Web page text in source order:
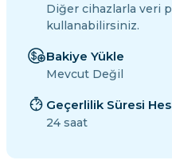
Diğer cihazlarla veri
kullanabilirsiniz.
Bakiye Yükle
Mevcut Değil
Geçerlilik Süresi
24 saat